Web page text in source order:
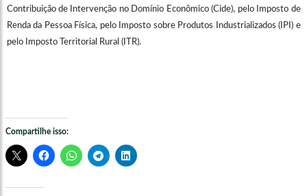
Contribuição de Intervenção no Domínio Econômico (Cide), pelo Imposto de
Renda da Pessoa Física, pelo Imposto sobre Produtos Industrializados (IPI) e
pelo Imposto Territorial Rural (ITR).
Compartilhe isso: